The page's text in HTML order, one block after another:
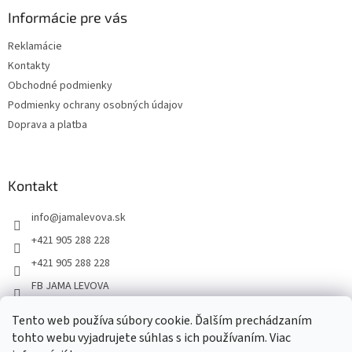
Tento web používa súbory cookie. Ďalším prechádzaním
tohto webu vyjadrujete súhlas s ich používaním. Viac
Informácie pre vás
Reklamácie
Kontakty
Obchodné podmienky
Podmienky ochrany osobných údajov
Doprava a platba
Kontakt
info@jamalevova.sk
+421 905 288 228
+421 905 288 228
FB JAMA LEVOVA
JamaLevova